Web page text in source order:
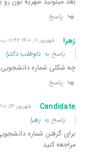
پاسخ
زهرا شهریور ۱۱, ۱۴۰۱ ۱۱:۴۶ ب٫ظ
پاسخ بهداوطلب دکترا
چه شکلی شماره دانشجویی
پاسخ
Candidate شهریور ۲۲, ۱۴۰۱ ۸:۲۴ ب٫ظ
پاسخ بهزهرا
برای گرفتن شماره
مراجعه کنید